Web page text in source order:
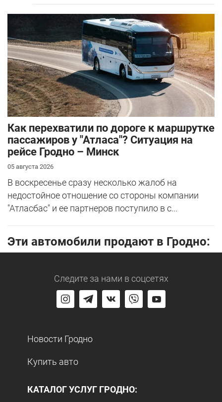
Как перехватили по дороге к маршрутке
пассажиров у "Атласа"? Ситуация на
рейсе Гродно – Минск
05 августа 2026
В воскресенье сразу несколько жалоб на
недостойное отношение со стороны компании
"Атласбас" и ее партнеров поступило в с...
Эти автомобили продают в Гродно:
Следите за нами в соцсетях
Новости Гродно
Купить авто
КАТАЛОГ УСЛУГ ГРОДНО: